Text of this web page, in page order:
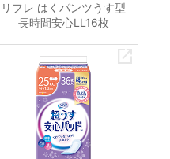
リフレ はくパンツうす型
長時間安心LL16枚